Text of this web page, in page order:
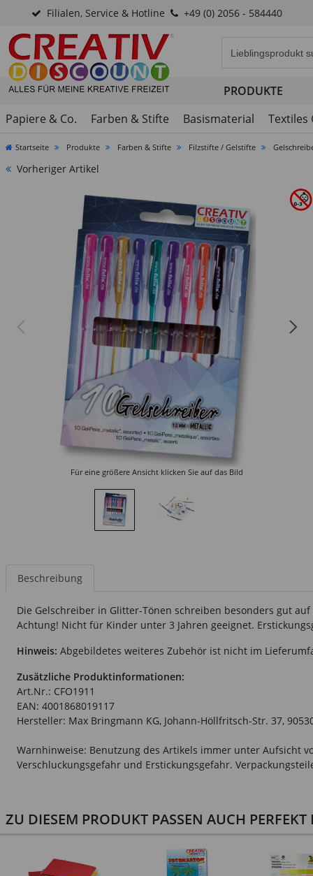
Filialen, Service & Hotline +49 (0) 2056 - 584440
PRODUKTE
Papiere & Co.
Farben & Stifte Basismaterial Textiles
Startseite Produkte Farben & Stifte Filzstifte / Gelstifte
Vorheriger Artikel
Für eine größere Ansicht klicken Sie auf das Bild
Beschreibung
Die Gelschreiber in Glitter-Tönen schreiben besonders gut
Achtung! Nicht für Kinder unter 3 Jahren geeignet.
Hinweis: Abgebildetes weiteres Zubehör ist nicht im
Zusätzliche Produktinformationen:
Art.Nr.: CFO1911
EAN: 4001868019117
Hersteller: Max Bringmann KG, Johann-Höllfritsch-Str. 37,
Warnhinweise: Benutzung des Artikels immer unter Aufsicht
Verschluckungsgefahr und Erstickungsgefahr.
ZU DIESEM PRODUKT PASSEN AUCH PERFEKT